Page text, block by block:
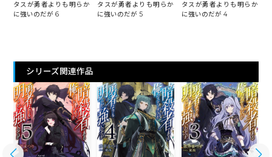
タスが勇者よりも明らか
に強いのだが 6
タスが勇者よりも明らか
に強いのだが 5
タスが勇者よりも明らか
に強いのだが 4
シリーズ関連作品